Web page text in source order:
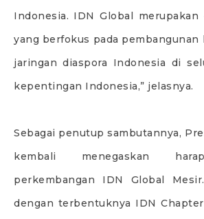
Indonesia. IDN Global merupakan
yang berfokus pada pembangunan
jaringan diaspora Indonesia di
kepentingan Indonesia,” jelasnya.
Sebagai penutup sambutannya,
kembali menegaskan
perkembangan IDN Global
dengan terbentuknya IDN